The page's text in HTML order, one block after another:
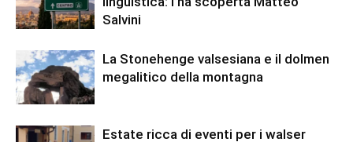
Salvini
La Stonehenge valsesiana e il dolmen
megalitico della montagna
Estate ricca di eventi per i walser